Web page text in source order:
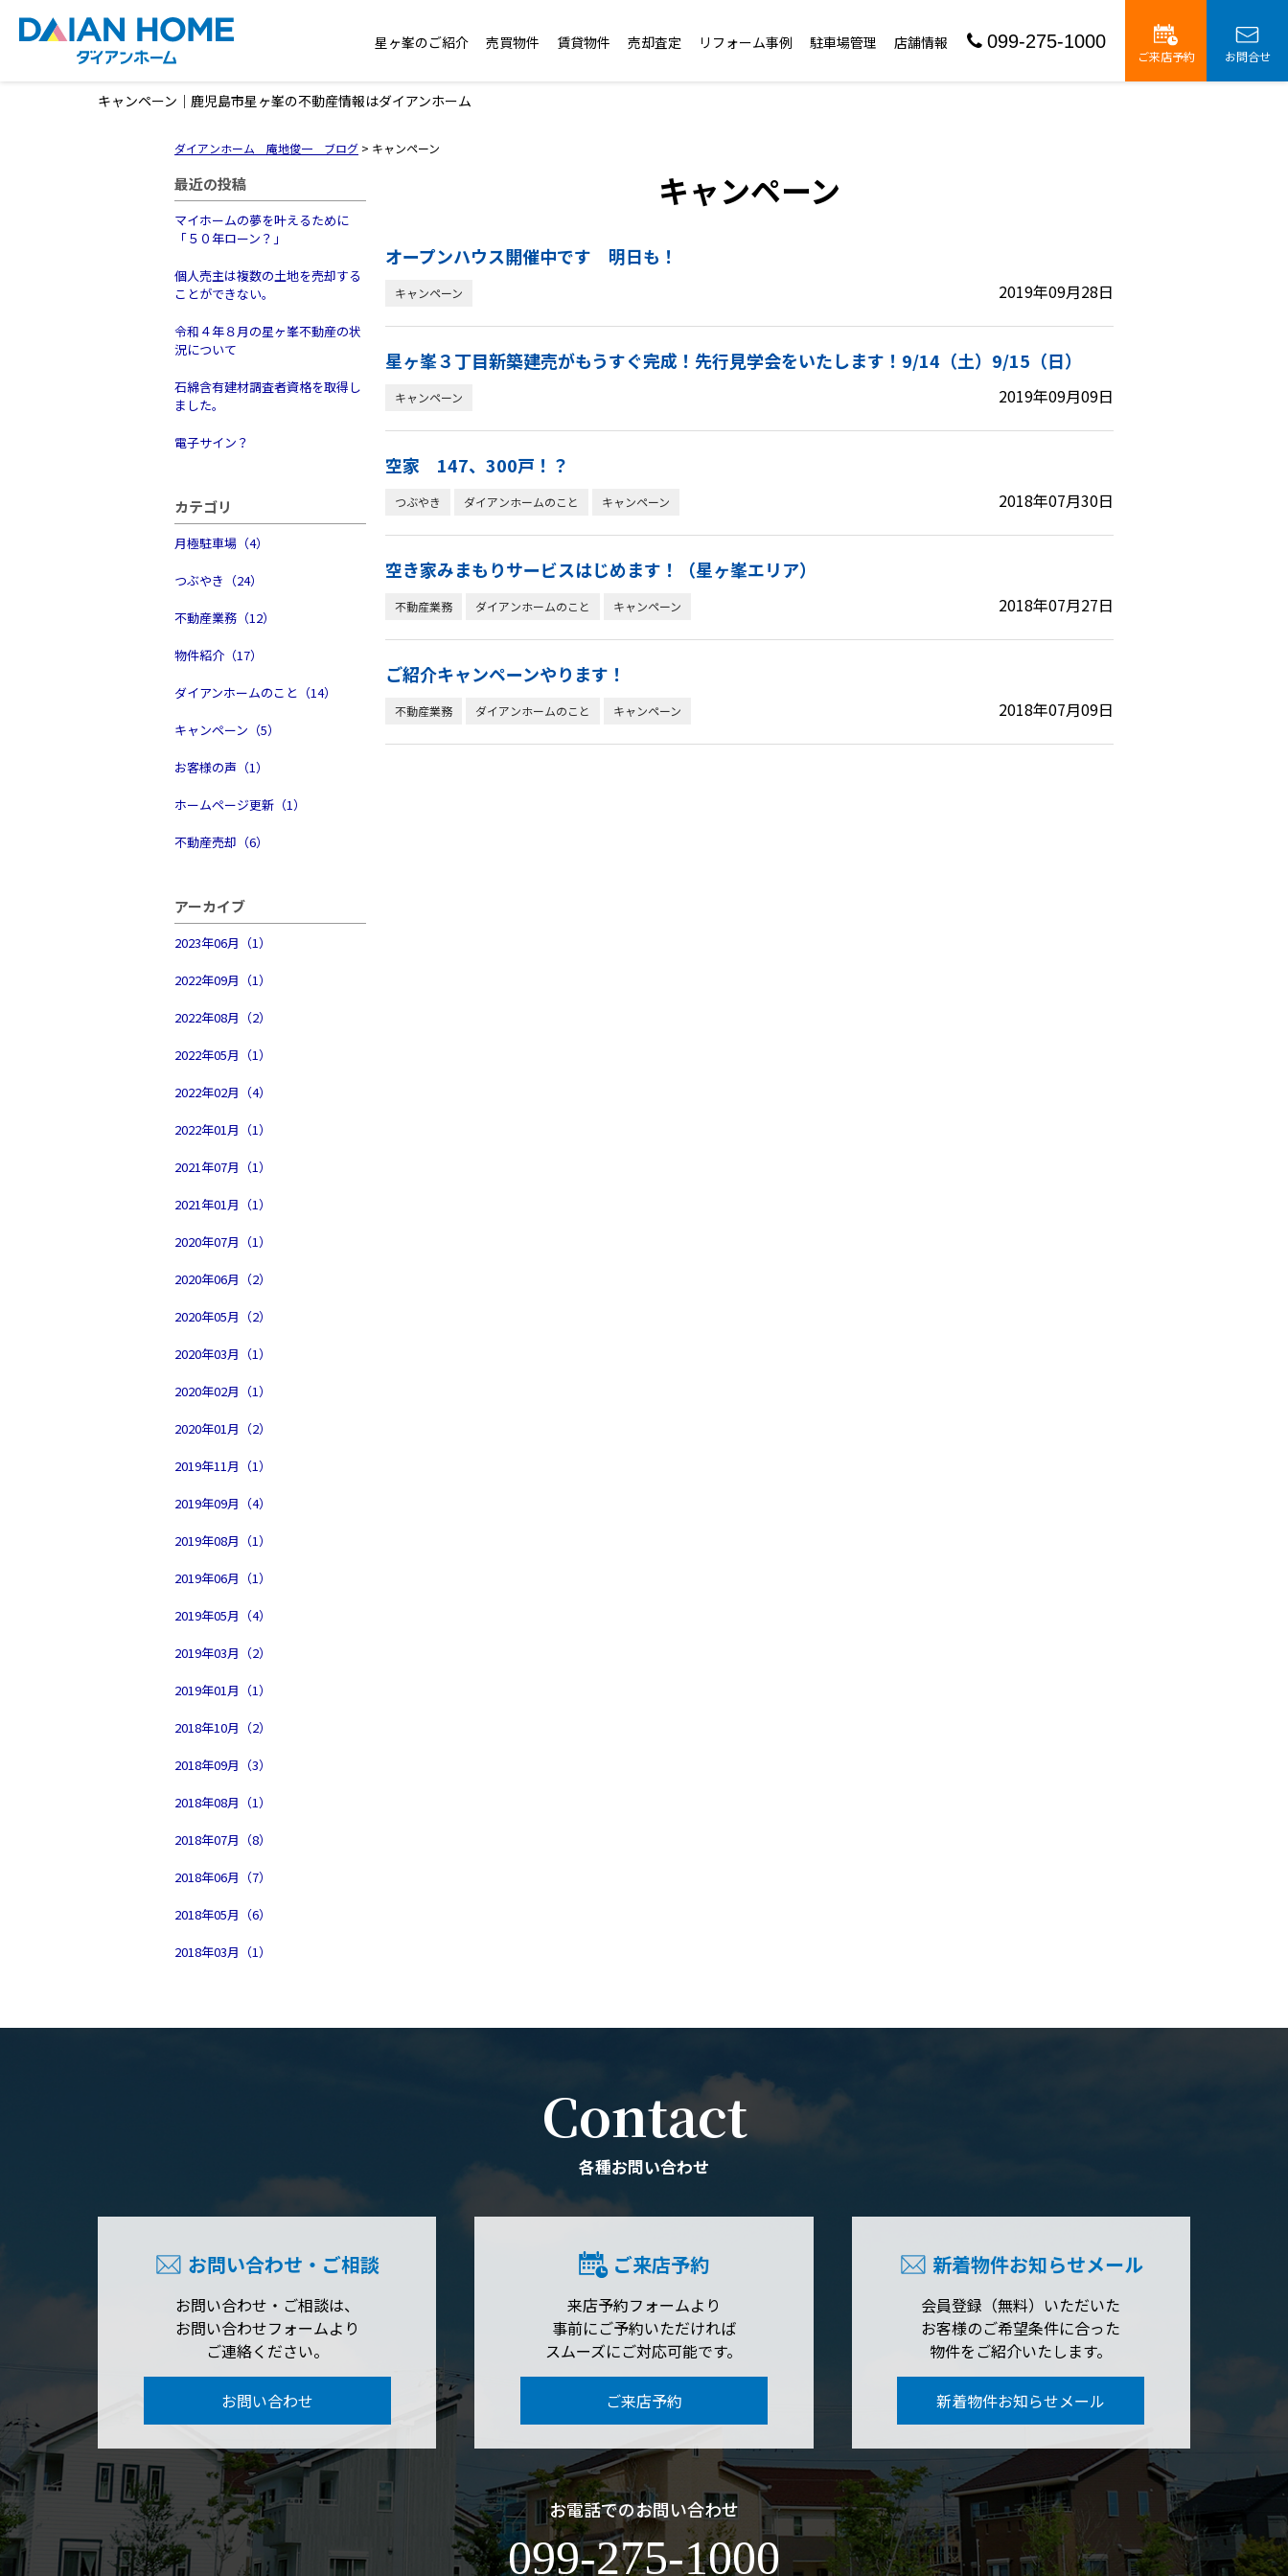
星ヶ峯のご紹介 売買物件 賃貸物件 売却査定 リフォーム事例 駐車場管理 店舗情報 099-275-1000
ご来店予約 お問合せ
キャンペーン｜鹿児島市星ヶ峯の不動産情報はダイアンホーム
ダイアンホーム 庵地俊一 ブログ > キャンペーン
最近の投稿
マイホームの夢を叶えるために
「５０年ローン？」
個人売主は複数の土地を売却する
ことができない。
令和４年８月の星ヶ峯不動産の状
況について
石綿含有建材調査者資格を取得し
ました。
電子サイン？
カテゴリ
月極駐車場（4）
つぶやき（24）
不動産業務（12）
物件紹介（17）
ダイアンホームのこと（14）
キャンペーン（5）
お客様の声（1）
ホームページ更新（1）
不動産売却（6）
アーカイブ
2023年06月（1）
2022年09月（1）
2022年08月（2）
2022年05月（1）
2022年02月（4）
2022年01月（1）
2021年07月（1）
2021年01月（1）
2020年07月（1）
2020年06月（2）
2020年05月（2）
2020年03月（1）
2020年02月（1）
2020年01月（2）
2019年11月（1）
2019年09月（4）
2019年08月（1）
2019年06月（1）
2019年05月（4）
2019年03月（2）
2019年01月（1）
2018年10月（2）
2018年09月（3）
2018年08月（1）
2018年07月（8）
2018年06月（7）
2018年05月（6）
2018年03月（1）
キャンペーン
オープンハウス開催中です 明日も！
キャンペーン 2019年09月28日
星ヶ峯３丁目新築建売がもうすぐ完成！先行見学会をいたします！9/14（土）9/15（日）
キャンペーン 2019年09月09日
空家 147、300戸！？
つぶやき ダイアンホームのこと キャンペーン 2018年07月30日
空き家みまもりサービスはじめます！（星ヶ峯エリア）
不動産業務 ダイアンホームのこと キャンペーン 2018年07月27日
ご紹介キャンペーンやります！
不動産業務 ダイアンホームのこと キャンペーン 2018年07月09日
Contact
各種お問い合わせ
お問い合わせ・ご相談
お問い合わせ・ご相談は、
お問い合わせフォームより
ご連絡ください。
お問い合わせ
ご来店予約
来店予約フォームより
事前にご予約いただければ
スムーズにご対応可能です。
ご来店予約
新着物件お知らせメール
会員登録（無料）いただいた
お客様のご希望条件に合った
物件をご紹介いたします。
新着物件お知らせメール
お電話でのお問い合わせ
099-275-1000